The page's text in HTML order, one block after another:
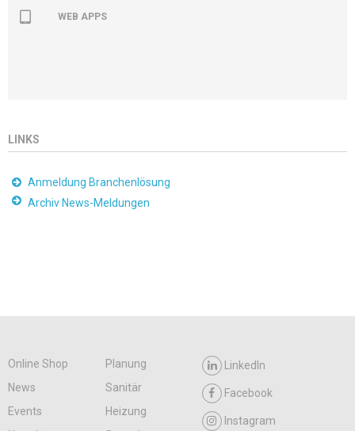
WEB APPS
LINKS
Anmeldung Branchenlösung
Archiv News-Meldungen
Online Shop
Planung
News
Sanitär
Events
Heizung
LinkedIn
Facebook
Instagram